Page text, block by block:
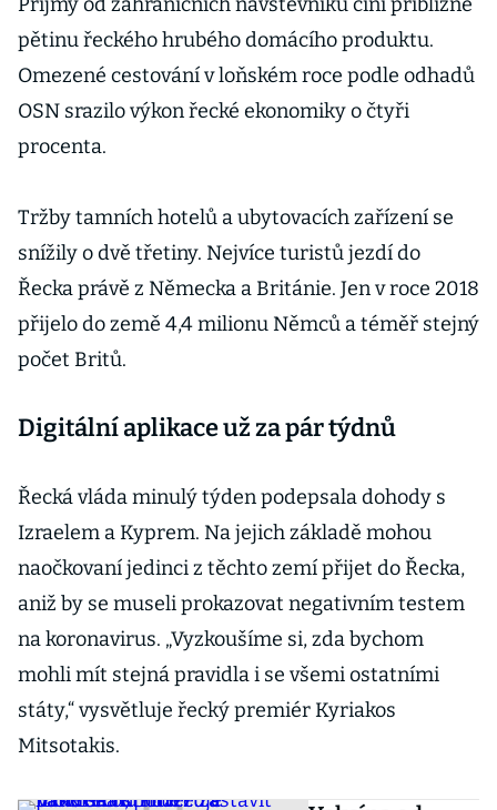
pětinu řeckého hrubého domácího produktu.
Omezené cestování v loňském roce podle odhadů
OSN srazilo výkon řecké ekonomiky o čtyři
procenta.
Tržby tamních hotelů a ubytovacích zařízení se
snížily o dvě třetiny. Nejvíce turistů jezdí do
Řecka právě z Německa a Británie. Jen v roce 2018
přijelo do země 4,4 milionu Němců a téměř stejný
počet Britů.
Digitální aplikace už za pár týdnů
Řecká vláda minulý týden podepsala dohody s
Izraelem a Kyprem. Na jejich základě mohou
naočkovaní jedinci z těchto zemí přijet do Řecka,
aniž by se museli prokazovat negativním testem
na koronavirus. „Vyzkoušíme si, zda bychom
mohli mít stejná pravidla i se všemi ostatními
státy,“ vysvětluje řecký premiér Kyriakos
Mitsotakis.